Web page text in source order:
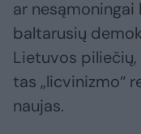
ar
baltarusių
Lietuvos
tas „licvinizmo“
naujas.